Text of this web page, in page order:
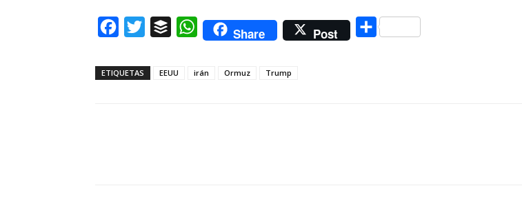
Facebook
Twitter Buffer WhatsAppShare Post Compartir
ETIQUETAS EEUU irán Ormuz Trump